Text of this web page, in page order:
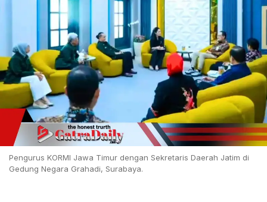
Pengurus KORMI Jawa Timur dengan Sekretaris Daerah Jatim di
Gedung Negara Grahadi, Surabaya.